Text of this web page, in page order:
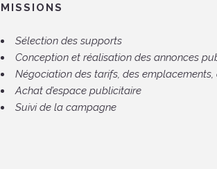
MISSIONS
Sélection des supports
Conception et réalisation des annonces
Négociation des tarifs, des emplacements,
Achat d’espace publicitaire
Suivi de la campagne